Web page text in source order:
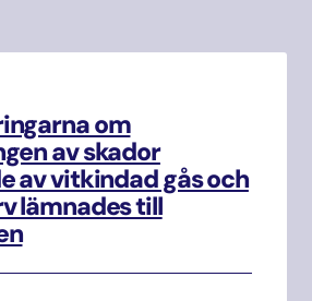
om
av skador
av vitkindad gås och
lämnades till